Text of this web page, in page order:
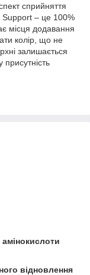
сприйняття
Support – це 100%
місця додавання
колір, що не
залишається
присутність
амінокислоти
відновлення